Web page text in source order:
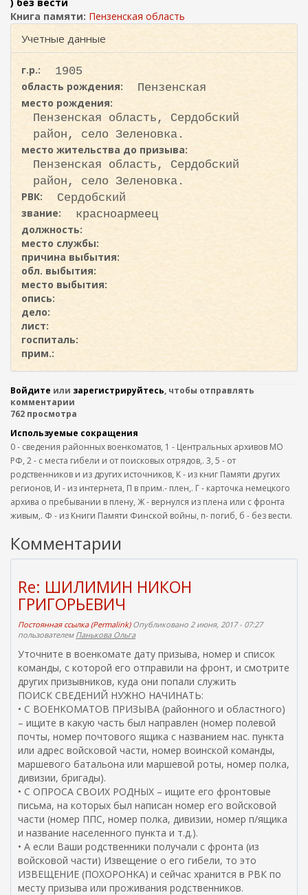
и
с
Книга памяти: Пензенская область
Учетные данные
г.р.:
1905
область рождения:
Пензенская
место рождения:
Пензенская область, Сердобский
район, село Зеленовка.
место жительства до призыва:
Пензенская область, Сердобский
район, село Зеленовка.
РВК:
Сердобский
звание:
красноармеец
должность:
место службы:
причина выбытия:
обл. выбытия:
место выбытия:
опись:
дело:
лист:
госпиталь:
прим.:
Войдите или зарегистрируйтесь, чтобы отправлять
комментарии
762 просмотра
Используемые сокращения
0 - сведения районных военкоматов, 1 - Центральных архивов МО
РФ, 2 - с места гибели и от поисковых отрядов,. 3, 5 - от
родственников и из других источников, К - из книг Памяти других
регионов, И - из интернета, П в прим.- плен,. Г - карточка немецкого
архива о пребывании в плену, Ж - вернулся из плена или с фронта
живым,. Ф - из Книги Памяти Финской войны, п- погиб, б - без вести.
Комментарии
Re: ШИЛИМИН НИКОН
ГРИГОРЬЕВИЧ
Постоянная ссылка (Permalink)Опубликовано 2 июня, 2017 - 07:27
пользователем Панькова Ольга
Уточните в военкомате дату призыва, номер и список
команды, с которой его отправили на фронт, и смотрите
других призывников, куда они попали служить
ПОИСК СВЕДЕНИЙ НУЖНО НАЧИНАТЬ:
• С ВОЕНКОМАТОВ ПРИЗЫВА (районного и областного)
– ищите в какую часть был направлен (номер полевой
почты, номер почтового ящика с названием нас. пункта
или адрес войсковой части, номер воинской команды,
маршевого батальона или маршевой роты, номер полка,
дивизии, бригады).
• С ОПРОСА СВОИХ РОДНЫХ – ищите его фронтовые
письма, на которых был написан номер его войсковой
части (номер ППС, номер полка, дивизии, номер п/ящика
и название населенного пункта и т.д.).
• А если Ваши родственники получали с фронта (из
войсковой части) Извещение о его гибели, то это
ИЗВЕЩЕНИЕ (ПОХОРОНКА) и сейчас хранится в РВК по
месту призыва или проживания родственников.